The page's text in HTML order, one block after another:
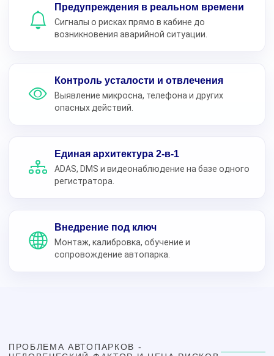
Предупреждения в реальном времени
Сигналы о рисках прямо в кабине до
возникновения аварийной ситуации.
Контроль усталости и отвлечения
Выявление микросна, телефона и других
опасных действий.
Единая архитектура 2-в-1
ADAS, DMS и видеонаблюдение на базе одного
регистратора.
Внедрение под ключ
Монтаж, калибровка, обучение и
сопровождение автопарка.
ПРОБЛЕМА АВТОПАРКОВ -